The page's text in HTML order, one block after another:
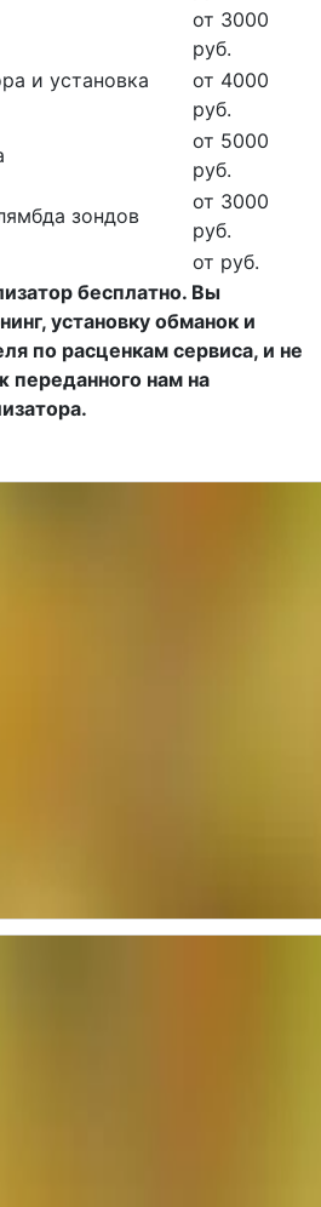
от 3000
руб.
и установка
от 4000
руб.
от 5000
руб.
зондов
от 3000
руб.
от руб.
бесплатно. Вы
установку обманок и
по расценкам сервиса, и не
переданного нам на